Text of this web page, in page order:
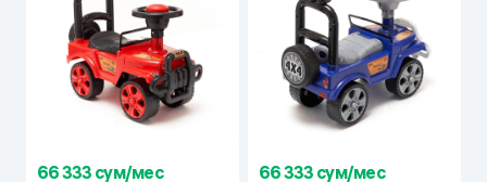
66 333 сум/мес 66 333 сум/мес